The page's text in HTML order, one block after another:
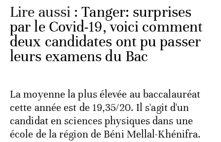
Lire aussi :Tanger: surprises
par le Covid-19, voici comment
deux candidates ont pu passer
leurs examens du Bac
La moyenne la plus élevée au baccalauréat
cette année est de 19,35/20. Il s'agit d'un
candidat en sciences physiques dans une
école de la région de Béni Mellal-Khénifra.